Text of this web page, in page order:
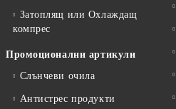
Затоплящ или Охлаждащ
компрес
Промоционални артикули
Слънчеви очила
Антистрес продукти